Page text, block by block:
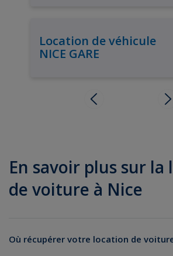
Location de véhicule
NICE GARE
En savoir plus sur la
de voiture à Nice
Où récupérer votre location de